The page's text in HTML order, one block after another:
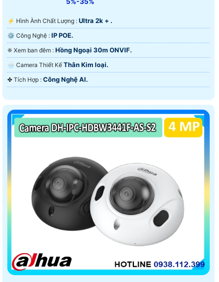
️⚡ Hình Ành Chất Lượng : Ultra 2k + .
⚙ Công Nghệ : IP POE.
❈ Xem ban đêm : Hồng Ngoại 30m ONVIF.
🌧️ Camera Thiết Kế Thân Kim loại.
️✤ Tích Hợp : Công Nghệ AI.